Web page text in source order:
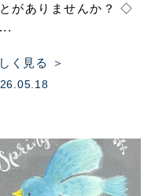
がありませんか？ ◇
く見る ＞